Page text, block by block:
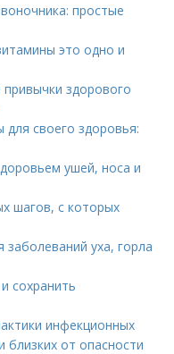
простые
это одно и
здорового
своего здоровья:
ушей, носа и
шагов, с которых
уха, горла
сохранить
инфекционных
близких от опасности